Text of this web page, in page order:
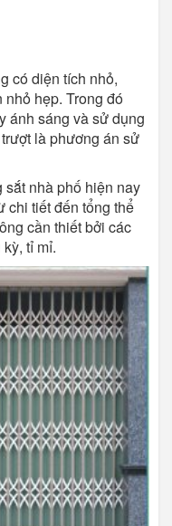
có diện tích nhỏ,
hẹp. Trong đó
ánh sáng và sử dụng
là phương án sử
nhà phố hiện nay
chi tiết đến tổng thể
cần thiết bởi các
tỉ mỉ.